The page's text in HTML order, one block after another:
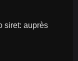
siret: auprès